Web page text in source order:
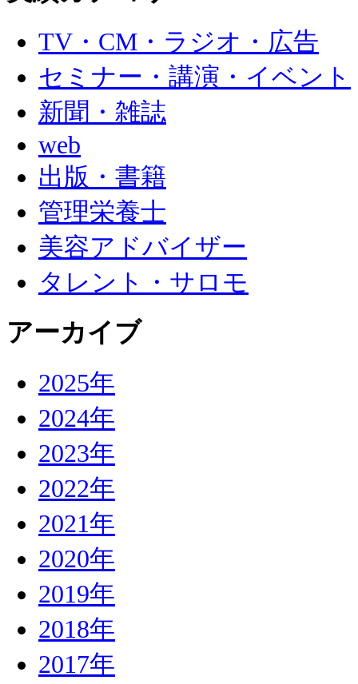
TV・CM・ラジオ・広告
セミナー・講演・イベント
新聞・雑誌
web
出版・書籍
管理栄養士
美容アドバイザー
タレント・サロモ
アーカイブ
2025年
2024年
2023年
2022年
2021年
2020年
2019年
2018年
2017年